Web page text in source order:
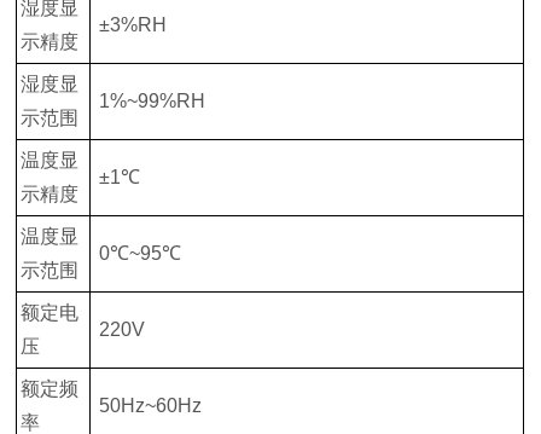
湿度显
示精度
±3%RH
湿度显
示范围
1%~99%RH
温度显
示精度
±1℃
温度显
示范围
0℃~95℃
额定电
压
220V
额定频
率
50Hz~60Hz